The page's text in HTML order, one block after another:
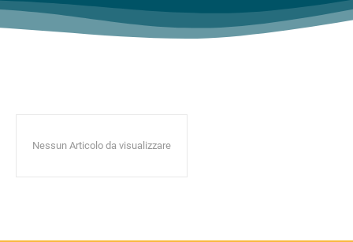
Nessun Articolo da visualizzare